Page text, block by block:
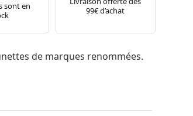
sont en
99€ d’achat
de marques renommées.